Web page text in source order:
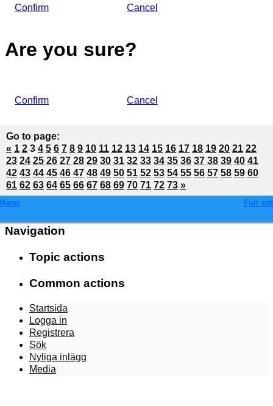
Confirm Cancel
Are you sure?
Confirm Cancel
Go to page:
« 1 2 3 4 5 6 7 8 9 10 11 12 13 14 15 16 17 18 19 20 21 22
23 24 25 26 27 28 29 30 31 32 33 34 35 36 37 38 39 40 41
42 43 44 45 46 47 48 49 50 51 52 53 54 55 56 57 58 59 60
61 62 63 64 65 66 67 68 69 70 71 72 73 »
Full
Navigation
Topic actions
Common actions
Startsida
Logga in
Registrera
Sök
Nyliga inlägg
Media